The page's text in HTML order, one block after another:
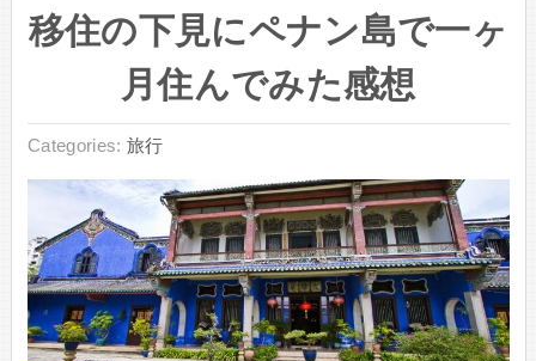
移住の下見にペナン島で一ヶ
月住んでみた感想
Categories: 旅行